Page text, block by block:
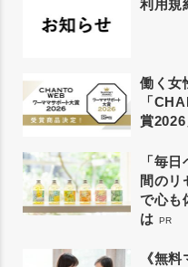
利用規
働く女
「
賞2026
「毎
間のリ
で心も
は PR
《無